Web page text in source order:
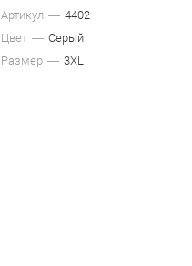
Артикул
4402
Цвет
Серый
Размер
3XL